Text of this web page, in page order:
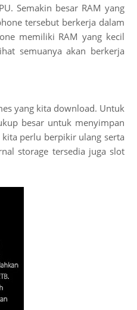
Semakin besar RAM yang
tersebut berkerja dalam
memiliki RAM yang kecil
semuanya akan berkerja
yang kita download. Untuk
besar untuk menyimpan
perlu berpikir ulang serta
storage tersedia juga slot